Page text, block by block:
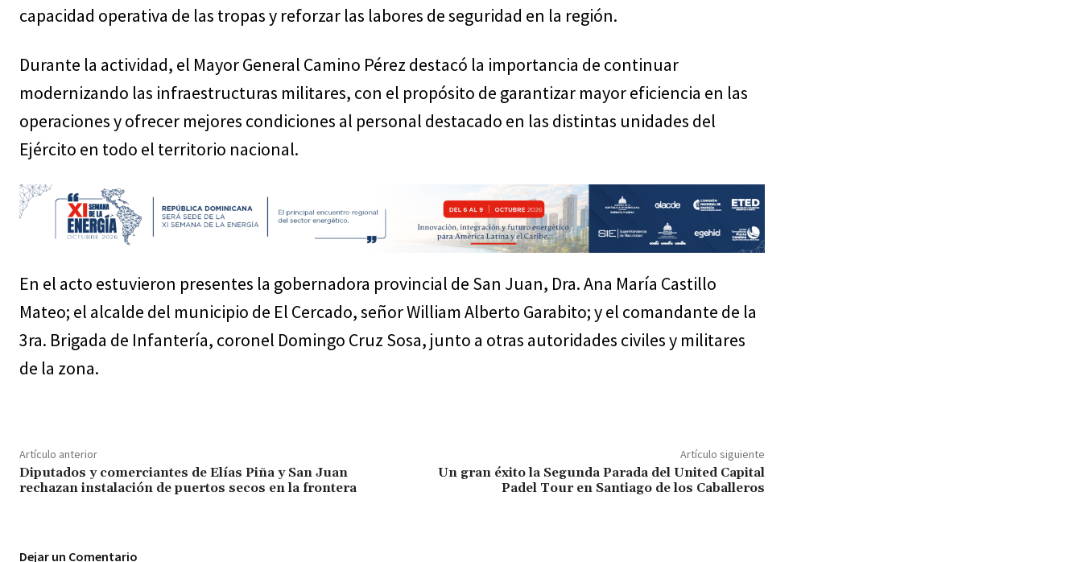
capacidad operativa de las tropas y reforzar las labores de seguridad en la región.
Durante la actividad, el Mayor General Camino Pérez destacó la importancia de continuar
modernizando las infraestructuras militares, con el propósito de garantizar mayor eficiencia en las
operaciones y ofrecer mejores condiciones al personal destacado en las distintas unidades del
Ejército en todo el territorio nacional.
En el acto estuvieron presentes la gobernadora provincial de San Juan, Dra. Ana María Castillo
Mateo; el alcalde del municipio de El Cercado, señor William Alberto Garabito; y el comandante de la
3ra. Brigada de Infantería, coronel Domingo Cruz Sosa, junto a otras autoridades civiles y militares
de la zona.
Artículo anterior
Diputados y comerciantes de Elías Piña y San Juan
rechazan instalación de puertos secos en la frontera
Artículo siguiente
Un gran éxito la Segunda Parada del United Capital
Padel Tour en Santiago de los Caballeros
Dejar un Comentario